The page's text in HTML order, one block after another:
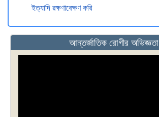
ইত্যাদি রক্ষণাবেক্ষণ করি
আন্তর্জাতিক রোগীর অভিজ্ঞতা